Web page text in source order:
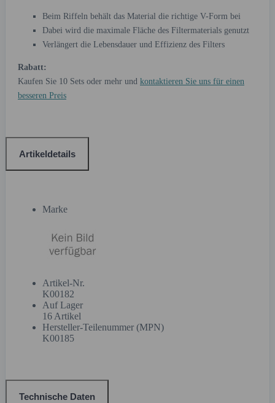
Beim Riffeln behält das Material die richtige V-Form bei
Dabei wird die maximale Fläche des Filtermaterials genutzt
Verlängert die Lebensdauer und Effizienz des Filters
Rabatt:
Kaufen Sie 10 Sets oder mehr und kontaktieren Sie uns für einen
besseren Preis
Artikeldetails
Marke
Artikel-Nr.
K00182
Auf Lager
16 Artikel
Hersteller-Teilenummer (MPN)
K00185
Technische Daten